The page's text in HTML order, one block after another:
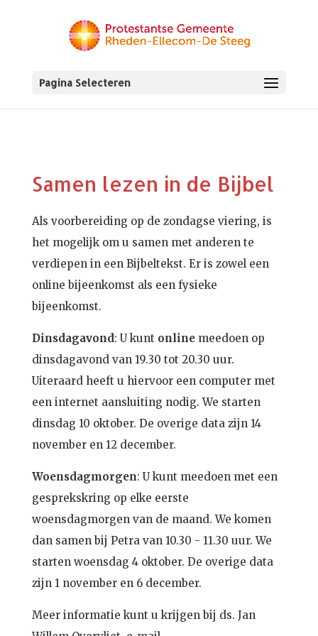
Pagina Selecteren
Samen lezen in de Bijbel
Als voorbereiding op de zondagse viering, is
het mogelijk om u samen met anderen te
verdiepen in een Bijbeltekst. Er is zowel een
online bijeenkomst als een fysieke
bijeenkomst.
Dinsdagavond: U kunt onlinemeedoen op
dinsdagavond van 19.30 tot 20.30 uur.
Uiteraard heeft u hiervoor een computer met
een internet aansluiting nodig. We starten
dinsdag 10 oktober. De overige data zijn 14
november en 12 december.
Woensdagmorgen: U kunt meedoen met een
gesprekskring op elke eerste
woensdagmorgen van de maand. We komen
dan samen bij Petra van 10.30 - 11.30 uur. We
starten woensdag 4 oktober. De overige data
zijn 1 november en 6 december.
Meer informatie kunt u krijgen bij ds. Jan